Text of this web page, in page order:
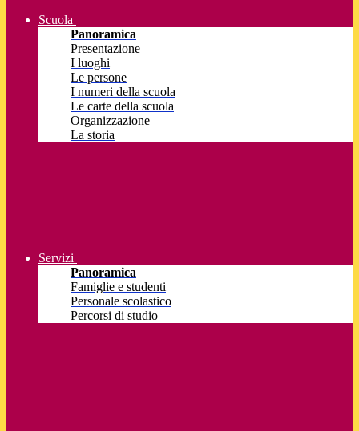
Scuola
Panoramica
Presentazione
I luoghi
Le persone
I numeri della scuola
Le carte della scuola
Organizzazione
La storia
Servizi
Panoramica
Famiglie e studenti
Personale scolastico
Percorsi di studio